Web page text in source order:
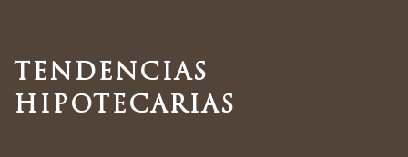
TENDENCIAS
HIPOTECARIAS